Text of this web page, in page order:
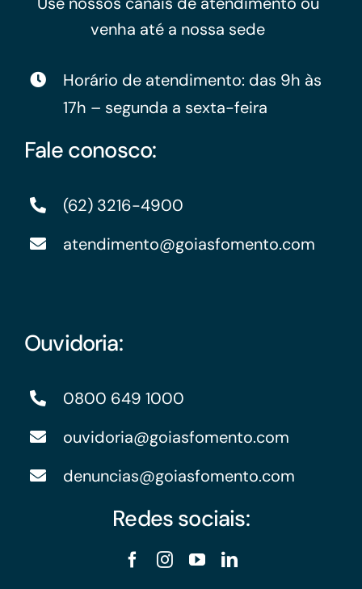
venha até a nossa sede
Horário de atendimento: das 9h às
17h – segunda a sexta-feira
Fale conosco:
(62) 3216-4900
atendimento@goiasfomento.com
Ouvidoria:
0800 649 1000
ouvidoria@goiasfomento.com
denuncias@goiasfomento.com
Redes sociais: